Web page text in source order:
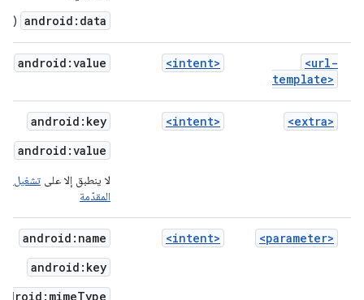
android:data
<url-
template>
<intent>
android:value
<extra>
<intent>
android:key
android:value
لا ينطبق إلا على تشغيل
المقدّمة
<parameter>
<intent>
android:name
android:key